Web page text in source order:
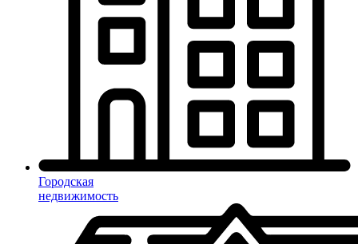
Городская
недвижимость